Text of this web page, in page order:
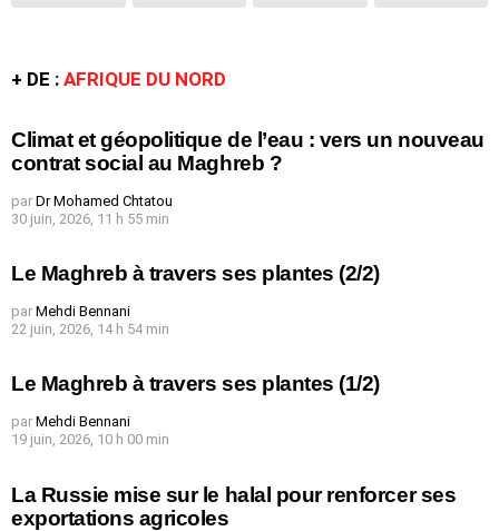
+ DE : AFRIQUE DU NORD
Climat et géopolitique de l’eau : vers un nouveau
contrat social au Maghreb ?
par Dr Mohamed Chtatou
30 juin, 2026, 11 h 55 min
Le Maghreb à travers ses plantes (2/2)
par Mehdi Bennani
22 juin, 2026, 14 h 54 min
Le Maghreb à travers ses plantes (1/2)
par Mehdi Bennani
19 juin, 2026, 10 h 00 min
La Russie mise sur le halal pour renforcer ses
exportations agricoles